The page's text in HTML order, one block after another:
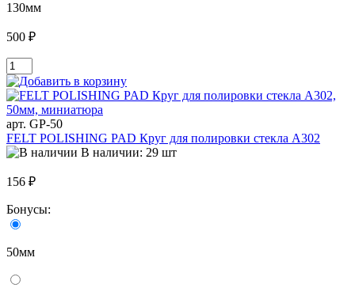
130мм
500 ₽
арт. GP-50
FELT POLISHING PAD Круг для полировки стекла A302
В наличии: 29 шт
156 ₽
Бонусы:
50мм